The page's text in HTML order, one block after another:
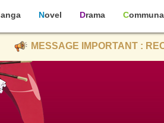
Manga Novel Drama
MESSAGE IMPORTANT :